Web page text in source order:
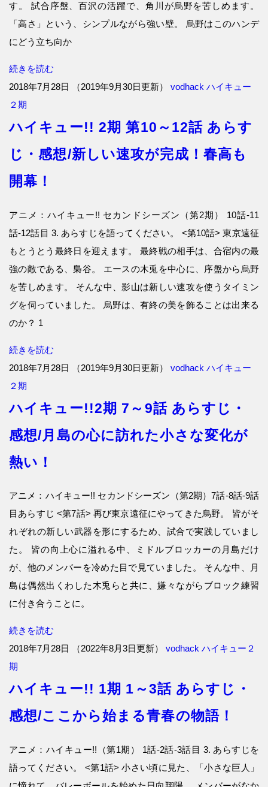
す。 試合序盤、百沢の活躍で、角川が烏野を苦しめます。
「高さ」という、シンプルながら強い壁。 烏野はこのハンデ
にどう立ち向か
続きを読む
2018年7月28日
（2019年9月30日更新） vodhack ハイキュー
２期
ハイキュー!! 2期 第10～12話 あらす
じ・感想/新しい速攻が完成！春高も
開幕！
アニメ：ハイキュー!! セカンドシーズン（第2期） 10話-11
話-12話目 3. あらすじを語ってください。 <第10話> 東京遠征
もとうとう最終日を迎えます。 最終戦の相手は、合宿内の最
強の敵である、梟谷。 エースの木兎を中心に、序盤から烏野
を苦しめます。 そんな中、影山は新しい速攻を使うタイミン
グを伺っていました。 烏野は、有終の美を飾ることは出来る
のか？ 1
続きを読む
2018年7月28日
（2019年9月30日更新） vodhack ハイキュー
２期
ハイキュー!!2期 7～9話 あらすじ・
感想/月島の心に訪れた小さな変化が
熱い！
アニメ：ハイキュー!! セカンドシーズン（第2期）7話-8話-9話
目あらすじ <第7話> 再び東京遠征にやってきた烏野。 皆がそ
れぞれの新しい武器を形にするため、試合で実践していまし
た。 皆の向上心に溢れる中、ミドルブロッカーの月島だけ
が、他のメンバーを冷めた目で見ていました。 そんな中、月
島は偶然出くわした木兎らと共に、嫌々ながらブロック練習
に付き合うことに。
続きを読む
2018年7月28日
（2022年8月3日更新） vodhack ハイキュー２
期
ハイキュー!! 1期 1～3話 あらすじ・
感想/ここから始まる青春の物語！
アニメ：ハイキュー!!（第1期） 1話-2話-3話目 3. あらすじを
語ってください。 <第1話> 小さい頃に見た、「小さな巨人」